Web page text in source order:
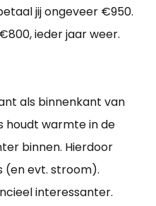
jij ongeveer €950.
ieder jaar weer.
als binnenkant van
houdt warmte in de
binnen. Hierdoor
(en evt. stroom).
interessanter.